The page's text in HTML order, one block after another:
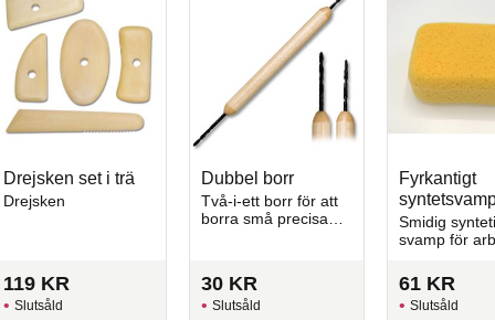
Drejsken set i trä
Drejsken
119KR
Slutsåld
Dubbel borr
Två‑i‑ett borr för att
borra små precisa
30KR
Slutsåld
Fyrkantigt
Smidig
svamp för
schabloner,
och annan
svampteknik.
61KR
Slutsåld